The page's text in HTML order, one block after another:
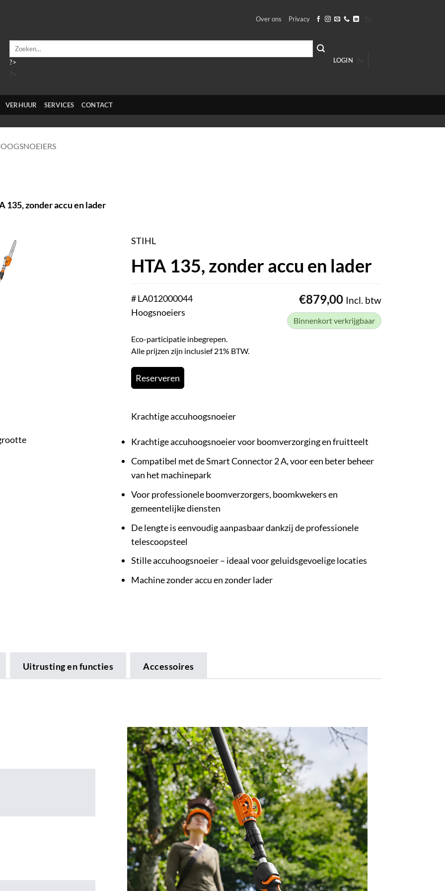
Over ons Privacy
?>
Zoeken
?>
?>
LOGIN ?>
VERHUUR SERVICES CONTACT
135, zonder accu en lader
STIHL
HTA 135, zonder accu en lader
# LA012000044
Hoogsnoeiers
€879,00 Incl. btw
Binnenkort verkrijgbaar
Eco-participatie inbegrepen.
Alle prijzen zijn inclusief 21% BTW.
Reserveren
Krachtige accuhoogsnoeier
Krachtige accuhoogsnoeier voor boomverzorging en fruitteelt
Compatibel met de Smart Connector 2 A, voor een beter beheer
van het machinepark
Voor professionele boomverzorgers, boomkwekers en
gemeentelijke diensten
De lengte is eenvoudig aanpasbaar dankzij de professionele
telescoopsteel
Stille accuhoogsnoeier – ideaal voor geluidsgevoelige locaties
Machine zonder accu en zonder lader
Uitrusting en functies Accessoires